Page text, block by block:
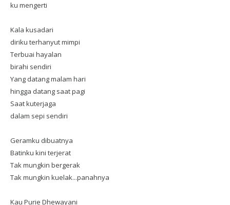
ku mengerti
Kala kusadari
diriku terhanyut mimpi
Terbuai hayalan
birahi sendiri
Yang datang malam hari
hingga datang saat pagi
Saat kuterjaga
dalam sepi sendiri
Geramku dibuatnya
Batinku kini terjerat
Tak mungkin bergerak
Tak mungkin kuelak...panahnya
Kau Purie Dhewayani